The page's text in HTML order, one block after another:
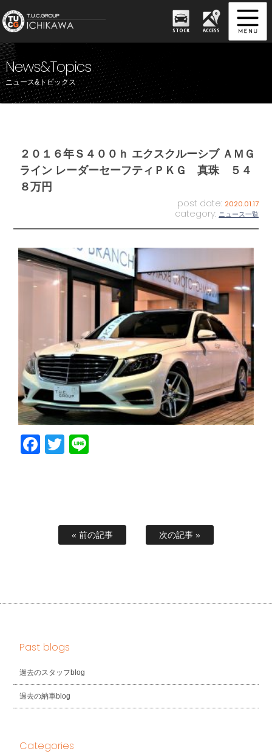
STOCK ACCESS
News&Topics
ニュース&トピックス
２０１６年Ｓ４００ｈ エクスクルーシブ ＡＭＧ
ライン レーダーセーフティＰＫＧ 真珠 ５４
８万円
post date: 2020.01.17
category: ニュース一覧
Facebook
Twitter
« 前の記事 次の記事 »
Past blogs
過去のスタッフblog
過去の納車blog
Categories